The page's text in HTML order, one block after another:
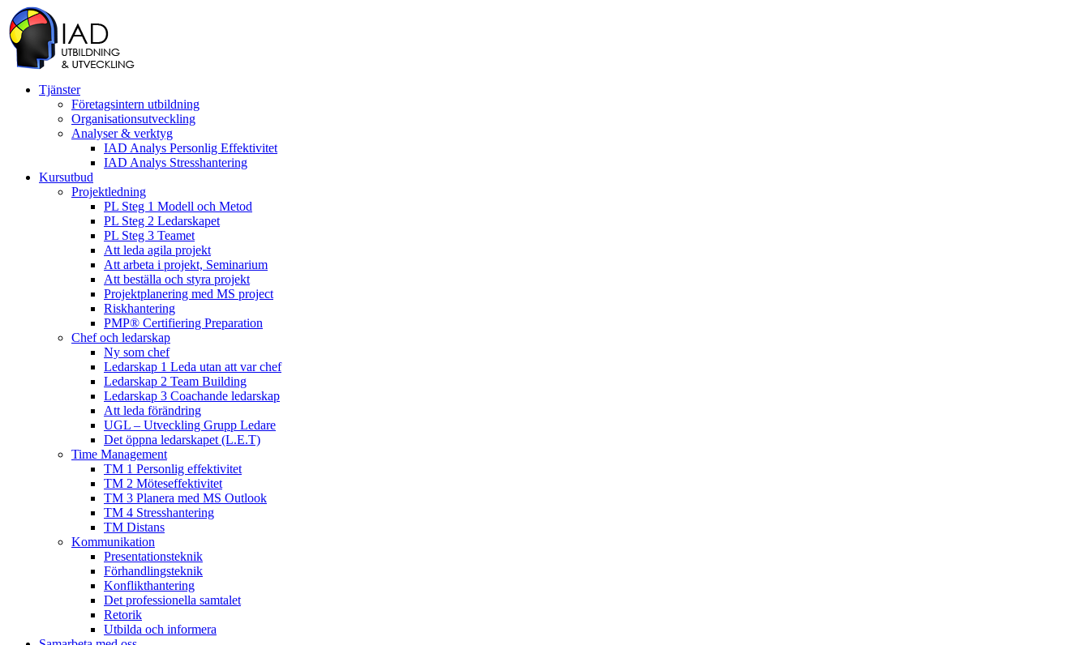
Tjänster
Företagsintern utbildning
Organisationsutveckling
Analyser & verktyg
IAD Analys Personlig Effektivitet
IAD Analys Stresshantering
Kursutbud
Projektledning
PL Steg 1 Modell och Metod
PL Steg 2 Ledarskapet
PL Steg 3 Teamet
Att leda agila projekt
Att arbeta i projekt, Seminarium
Att beställa och styra projekt
Projektplanering med MS project
Riskhantering
PMP® Certifiering Preparation
Chef och ledarskap
Ny som chef
Ledarskap 1 Leda utan att var chef
Ledarskap 2 Team Building
Ledarskap 3 Coachande ledarskap
Att leda förändring
UGL – Utveckling Grupp Ledare
Det öppna ledarskapet (L.E.T)
Time Management
TM 1 Personlig effektivitet
TM 2 Möteseffektivitet
TM 3 Planera med MS Outlook
TM 4 Stresshantering
TM Distans
Kommunikation
Presentationsteknik
Förhandlingsteknik
Konflikthantering
Det professionella samtalet
Retorik
Utbilda och informera